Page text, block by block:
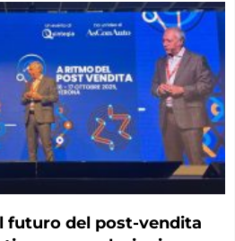
futuro del post-vendita